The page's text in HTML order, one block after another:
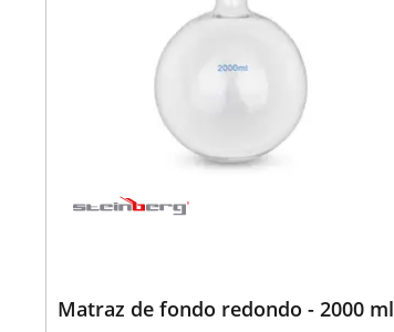
Matraz de fondo redondo - 2000 ml